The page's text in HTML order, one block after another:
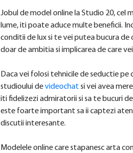
Jobul de model online la Studio 20, cel
lume, iti poate aduce multe beneficii.
conditii de lux si te vei putea bucura de
doar de ambitia si implicarea de care
Daca vei folosi tehnicile de seductie pe
studioului devideochat si vei avea
iti fidelizezi admiratorii si sa te bucuri
este foarte important sa ii captezi
discutii interesante.
Modelele online care stapanesc arta